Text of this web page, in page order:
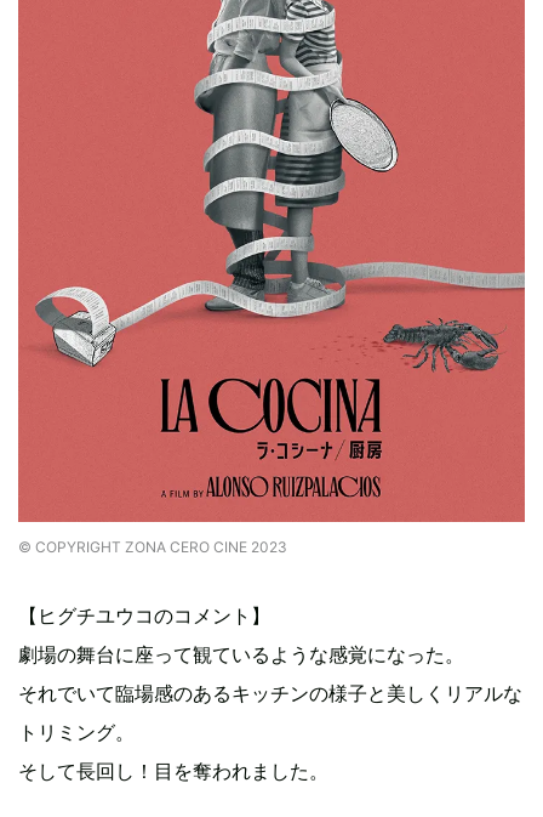
© COPYRIGHT ZONA CERO CINE 2023
【ヒグチユウコのコメント】
劇場の舞台に座って観ているような感覚になった。
それでいて臨場感のあるキッチンの様子と美しくリアルな
トリミング。
そして長回し！目を奪われました。